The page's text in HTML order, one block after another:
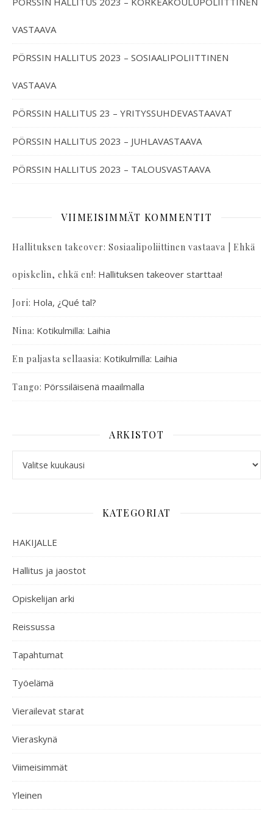
VASTAAVA
PÖRSSIN HALLITUS 2023 – SOSIAALIPOLIITTINEN
VASTAAVA
PÖRSSIN HALLITUS 23 – YRITYSSUHDEVASTAAVAT
PÖRSSIN HALLITUS 2023 – JUHLAVASTAAVA
PÖRSSIN HALLITUS 2023 – TALOUSVASTAAVA
VIIMEISIMMÄT KOMMENTIT
Hallituksen takeover: Sosiaalipoliittinen vastaava | Ehkä
opiskelin, ehkä en!: Hallituksen takeover starttaa!
Jori: Hola, ¿Qué tal?
Nina: Kotikulmilla: Laihia
En paljasta sellaasia: Kotikulmilla: Laihia
Tango: Pörssiläisenä maailmalla
ARKISTOT
KATEGORIAT
HAKIJALLE
Hallitus ja jaostot
Opiskelijan arki
Reissussa
Tapahtumat
Työelämä
Vierailevat starat
Vieraskynä
Viimeisimmät
Yleinen